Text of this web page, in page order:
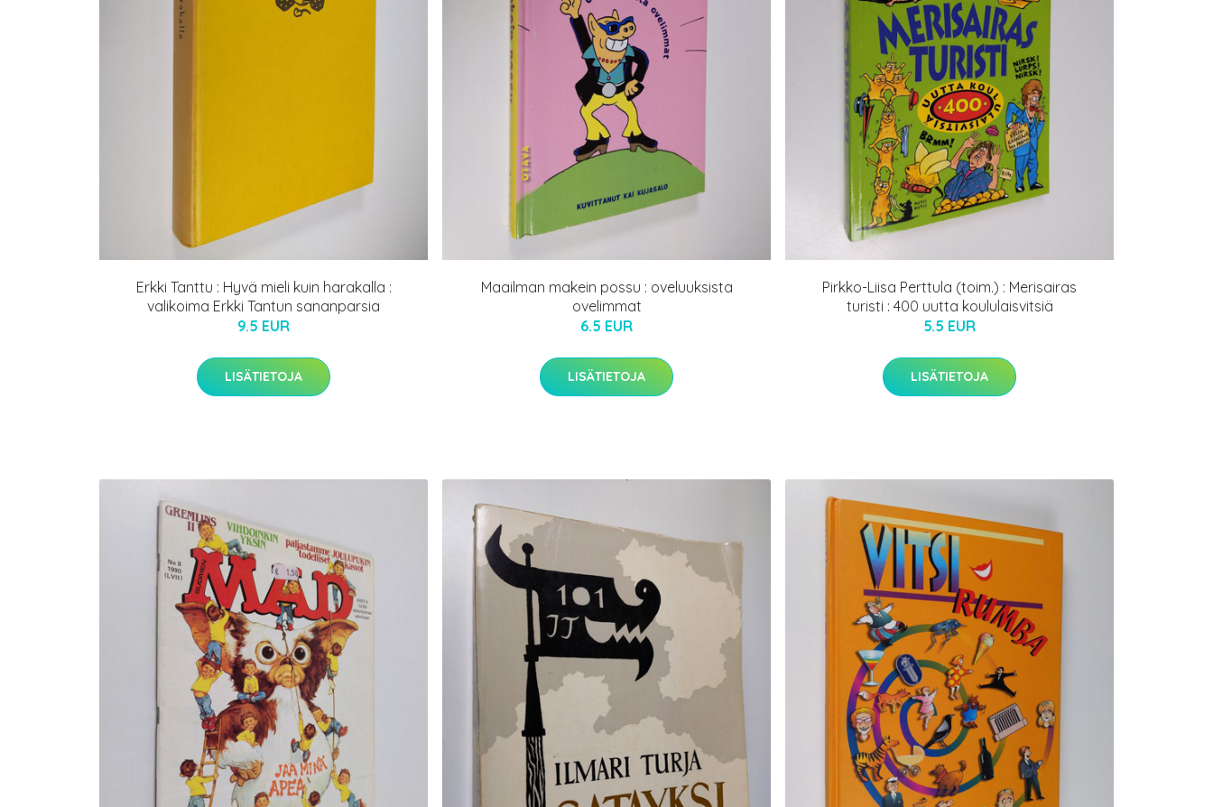
Erkki Tanttu : Hyvä mieli kuin harakalla :
valikoima Erkki Tantun sananparsia
9.5 EUR
LISÄTIETOJA
Maailman makein possu : oveluuksista
ovelimmat
6.5 EUR
LISÄTIETOJA
Pirkko-Liisa Perttula (toim.) : Merisairas
turisti : 400 uutta koululaisvitsiä
5.5 EUR
LISÄTIETOJA